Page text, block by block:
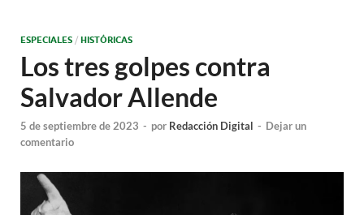
ESPECIALES / HISTÓRICAS
Los tres golpes contra
Salvador Allende
5 de septiembre de 2023 - por Redacción Digital - Dejar un
comentario